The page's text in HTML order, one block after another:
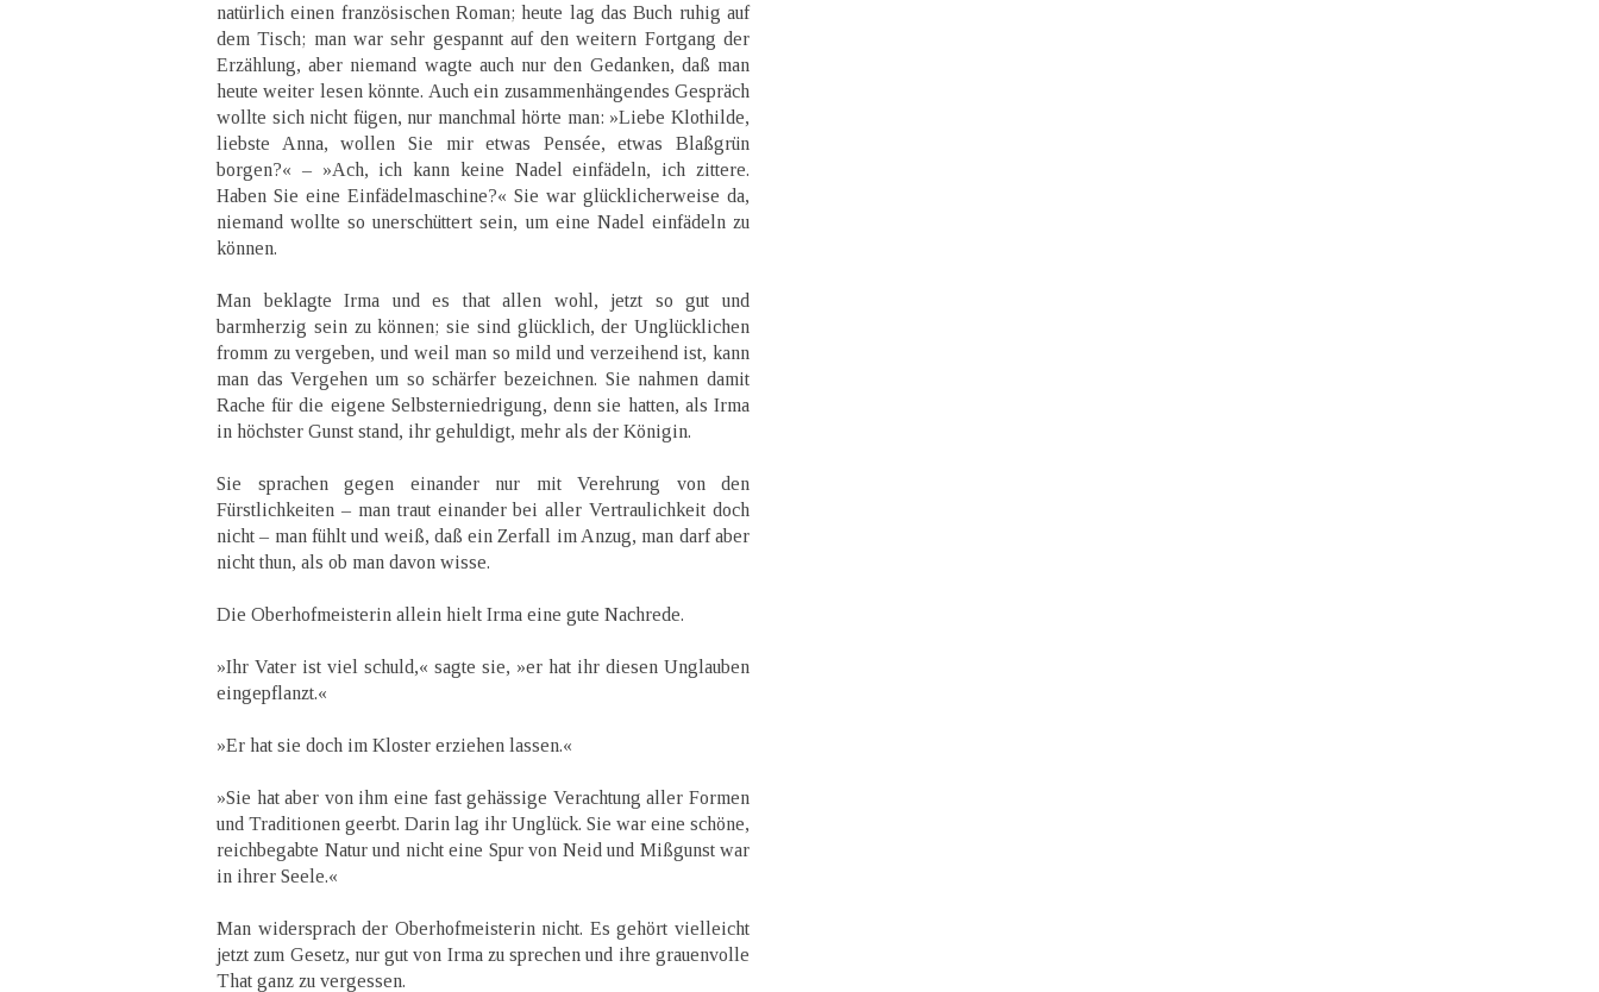
natürlich einen französischen Roman; heute lag das Buch ruhig auf
dem Tisch; man war sehr gespannt auf den weitern Fortgang der
Erzählung, aber niemand wagte auch nur den Gedanken, daß man
heute weiter lesen könnte. Auch ein zusammenhängendes Gespräch
wollte sich nicht fügen, nur manchmal hörte man: »Liebe Klothilde,
liebste Anna, wollen Sie mir etwas Pensée, etwas Blaßgrün
borgen?« – »Ach, ich kann keine Nadel einfädeln, ich zittere.
Haben Sie eine Einfädelmaschine?« Sie war glücklicherweise da,
niemand wollte so unerschüttert sein, um eine Nadel einfädeln zu
können.
Man beklagte Irma und es that allen wohl, jetzt so gut und
barmherzig sein zu können; sie sind glücklich, der Unglücklichen
fromm zu vergeben, und weil man so mild und verzeihend ist, kann
man das Vergehen um so schärfer bezeichnen. Sie nahmen damit
Rache für die eigene Selbsterniedrigung, denn sie hatten, als Irma
in höchster Gunst stand, ihr gehuldigt, mehr als der Königin.
Sie sprachen gegen einander nur mit Verehrung von den
Fürstlichkeiten – man traut einander bei aller Vertraulichkeit doch
nicht – man fühlt und weiß, daß ein Zerfall im Anzug, man darf aber
nicht thun, als ob man davon wisse.
Die Oberhofmeisterin allein hielt Irma eine gute Nachrede.
»Ihr Vater ist viel schuld,« sagte sie, »er hat ihr diesen Unglauben
eingepflanzt.«
»Er hat sie doch im Kloster erziehen lassen.«
»Sie hat aber von ihm eine fast gehässige Verachtung aller Formen
und Traditionen geerbt. Darin lag ihr Unglück. Sie war eine schöne,
reichbegabte Natur und nicht eine Spur von Neid und Mißgunst war
in ihrer Seele.«
Man widersprach der Oberhofmeisterin nicht. Es gehört vielleicht
jetzt zum Gesetz, nur gut von Irma zu sprechen und ihre grauenvolle
That ganz zu vergessen.